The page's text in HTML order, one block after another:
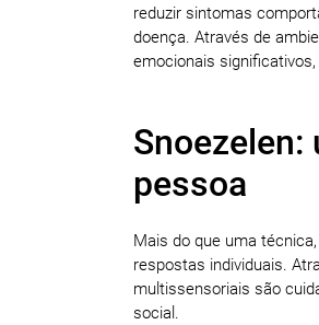
reduzir sintomas
doença. Através de
emocionais
pessoa
Mais do que uma
respostas individuais.
multissensoriais são
social.